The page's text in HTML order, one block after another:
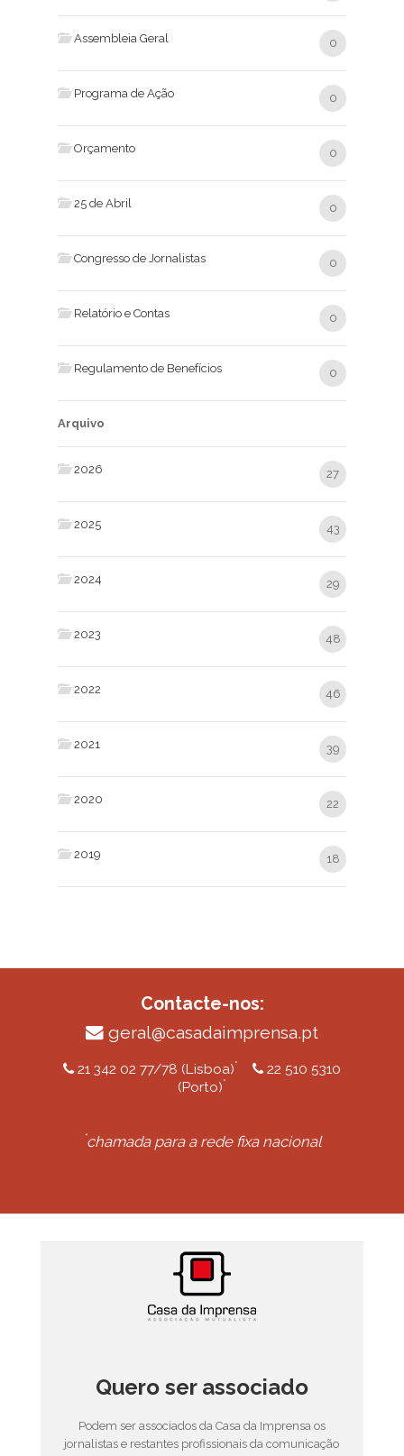
Assembleia Geral 0
Programa de Ação 0
Orçamento 0
25 de Abril 0
Congresso de Jornalistas 0
Relatório e Contas 0
Regulamento de Benefícios 0
Arquivo
2026 27
2025 43
2024 29
2023 48
2022 46
2021 39
2020 22
2019 18
Contacte-nos:
geral@casadaimprensa.pt
21 342 02 77/78 (Lisboa)*
22 510 5310
(Porto)*
*chamada para a rede fixa nacional
Quero ser associado
Podem ser associados da Casa da Imprensa os
jornalistas e restantes profissionais da comunicação